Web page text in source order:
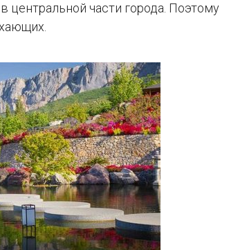
центральной части города. Поэтому